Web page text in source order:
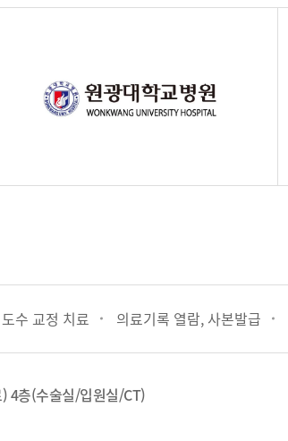
도수 교정 치료 의료기록 열람, 사본발급
4층(수술실/입원실/CT)